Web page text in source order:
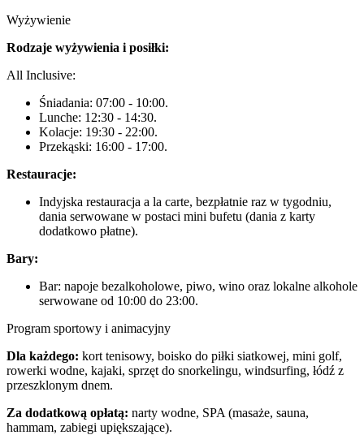
Wyżywienie
Rodzaje wyżywienia i posiłki:
All Inclusive:
Śniadania: 07:00 - 10:00.
Lunche: 12:30 - 14:30.
Kolacje: 19:30 - 22:00.
Przekąski: 16:00 - 17:00.
Restauracje:
Indyjska restauracja a la carte, bezpłatnie raz w tygodniu,
dania serwowane w postaci mini bufetu (dania z karty
dodatkowo płatne).
Bary:
Bar: napoje bezalkoholowe, piwo, wino oraz lokalne alkohole
serwowane od 10:00 do 23:00.
Program sportowy i animacyjny
Dla każdego: kort tenisowy, boisko do piłki siatkowej, mini golf,
rowerki wodne, kajaki, sprzęt do snorkelingu, windsurfing, łódź z
przeszklonym dnem.
Za dodatkową opłatą: narty wodne, SPA (masaże, sauna,
hammam, zabiegi upiększające).